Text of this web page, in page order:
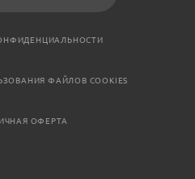
ФАЙЛОВ COOKIES
ОФЕРТА